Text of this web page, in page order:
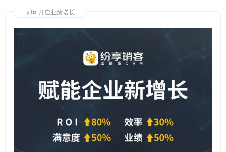
即可开启业绩增长